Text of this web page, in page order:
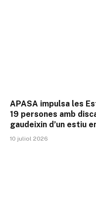
APASA impulsa les
19 persones amb
gaudeixin d’un estiu
10 juliol 2026